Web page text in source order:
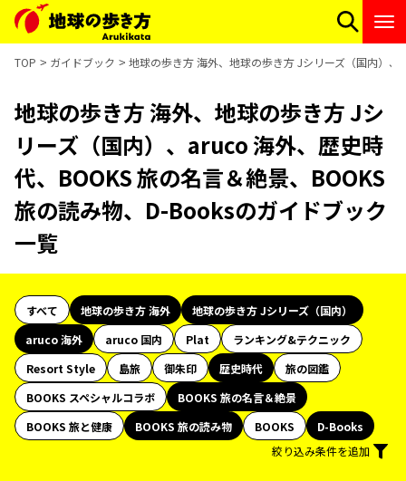
TOP ガイドブック 地球の歩き方 海外、地球の歩き方 Jシリーズ（国内）
地球の歩き方 海外、地球の歩き方 Jシ
リーズ（国内）、aruco 海外、歴史時
代、BOOKS 旅の名言＆絶景、BOOKS
旅の読み物、D-Booksのガイドブック
一覧
すべて 地球の歩き方 海外
地球の歩き方 Jシリーズ（国内）
aruco 海外
aruco 国内 Plat
ランキング&テクニック
Resort Style
島旅 御朱印 歴史時代
旅の図鑑
BOOKS スペシャルコラボ
BOOKS 旅の名言＆絶景
BOOKS 旅と健康
BOOKS 旅の読み物 BOOKS
D-Books
絞り込み条件を追加